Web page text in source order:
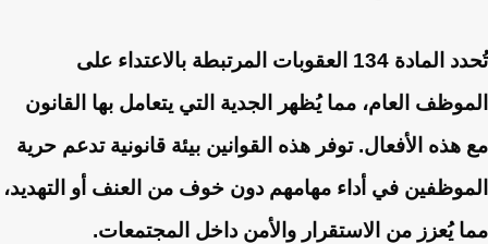
تُحدد المادة 134 العقوبات المرتبطة بالاعتداء على
الموظف العام، مما يُظهر الجدية التي يتعامل بها القانون
مع هذه الأفعال. توفر هذه القوانين بيئة قانونية تدعم حرية
الموظفين في أداء مهامهم دون خوف من العنف أو التهديد،
مما يُعزز من الاستقرار والأمن داخل المجتمعات.